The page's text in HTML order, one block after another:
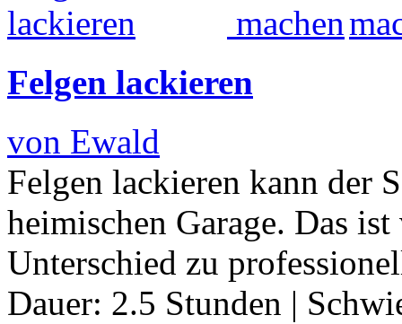
Felgen lackieren
von Ewald
Felgen lackieren kann der
heimischen Garage. Das
Unterschied zu
Dauer: 2.5 Stunden |